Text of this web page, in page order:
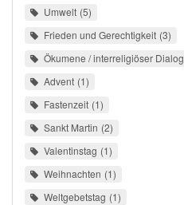
Umwelt 5
Frieden und Gerechtigkeit 3
Ökumene / interreligiöser Dialog
Advent 1
Fastenzeit 1
Sankt Martin 2
Valentinstag 1
Weihnachten 1
Weltgebetstag 1